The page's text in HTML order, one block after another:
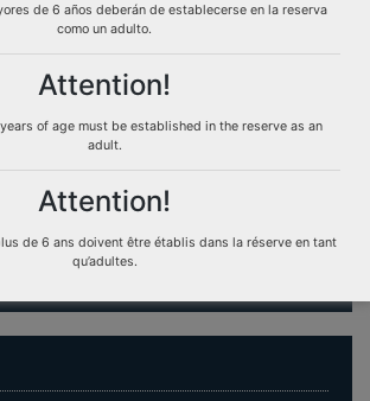
de 6 años deberán de establecerse en la reserva
como un adulto.
Attention!
of age must be established in the reserve as an
adult.
Attention!
de 6 ans doivent être établis dans la réserve en tant
qu’adultes.